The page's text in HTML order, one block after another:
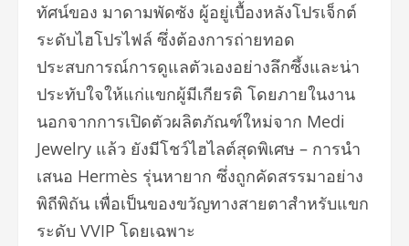
ทัศน์ของ มาดามพัดซัง ผู้อยู่เบื้องหลังโปรเจ็กต์
ระดับไฮโปรไฟล์ ซึ่งต้องการถ่ายทอด
ประสบการณ์การดูแลตัวเองอย่างลึกซึ้งและน่า
ประทับใจให้แก่แขกผู้มีเกียรติ โดยภายในงาน
นอกจากการเปิดตัวผลิตภัณฑ์ใหม่จาก Medi
Jewelry แล้ว ยังมีโชว์ไฮไลต์สุดพิเศษ – การนำ
เสนอ Hermès รุ่นหายาก ซึ่งถูกคัดสรรมาอย่าง
พิถีพิถัน เพื่อเป็นของขวัญทางสายตาสำหรับแขก
ระดับ VVIP โดยเฉพาะ